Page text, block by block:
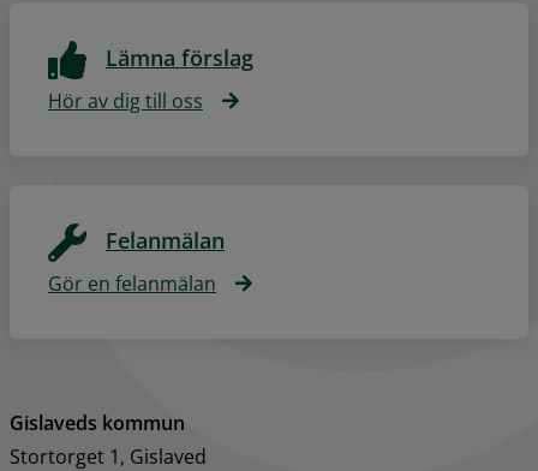
Lämna förslag
Hör av dig till oss
Felanmälan
Gör en felanmälan
Gislaveds kommun
Stortorget 1, Gislaved